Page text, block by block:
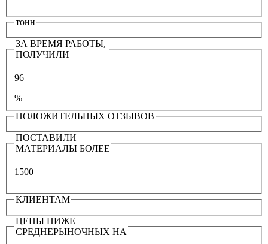
тонн
ЗА ВРЕМЯ РАБОТЫ,
ПОЛУЧИЛИ
96
%
ПОЛОЖИТЕЛЬНЫХ ОТЗЫВОВ
ПОСТАВИЛИ
МАТЕРИАЛЫ БОЛЕЕ
1500
КЛИЕНТАМ
ЦЕНЫ НИЖЕ
СРЕДНЕРЫНОЧНЫХ НА